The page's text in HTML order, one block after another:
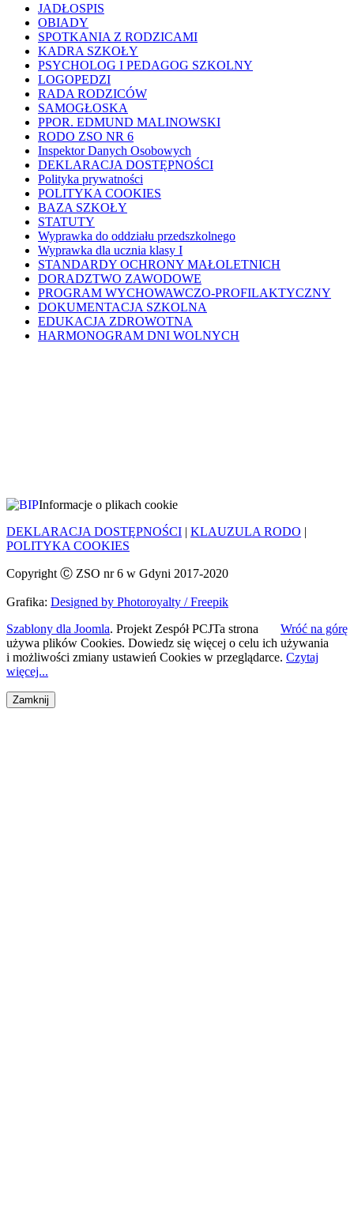
JADŁOSPIS
OBIADY
SPOTKANIA Z RODZICAMI
KADRA SZKOŁY
PSYCHOLOG I PEDAGOG SZKOLNY
LOGOPEDZI
RADA RODZICÓW
SAMOGŁOSKA
PPOR. EDMUND MALINOWSKI
RODO ZSO NR 6
Inspektor Danych Osobowych
DEKLARACJA DOSTĘPNOŚCI
Polityka prywatności
POLITYKA COOKIES
BAZA SZKOŁY
STATUTY
Wyprawka do oddziału przedszkolnego
Wyprawka dla ucznia klasy I
STANDARDY OCHRONY MAŁOLETNICH
DORADZTWO ZAWODOWE
PROGRAM WYCHOWAWCZO-PROFILAKTYCZNY
DOKUMENTACJA SZKOLNA
EDUKACJA ZDROWOTNA
HARMONOGRAM DNI WOLNYCH
DEKLARACJA DOSTĘPNOŚCI | KLAUZULA RODO |
POLITYKA COOKIES
Copyright Ⓒ ZSO nr 6 w Gdyni 2017-2020
Grafika: Designed by Photoroyalty / Freepik
Szablony dla Joomla. Projekt Zespół PCJ Wróć na górę
Informacje o plikach cookie
Ta strona
używa plików Cookies. Dowiedz się więcej o celu ich używania
i możliwości zmiany ustawień Cookies w przeglądarce. Czytaj
więcej...